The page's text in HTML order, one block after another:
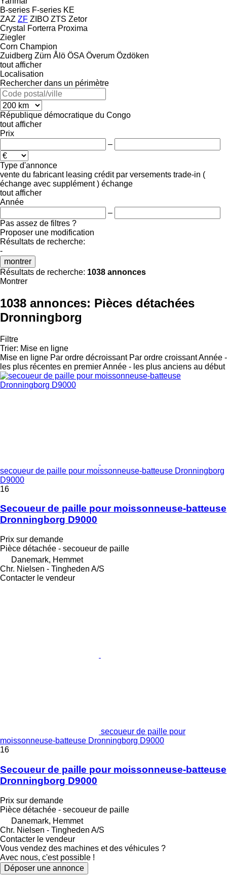
B-series F-series KE
ZAZ ZF ZIBO ZTS Zetor
Crystal
Forterra Proxima
Ziegler
Corn Champion
Zuidberg Zürn Ålö ÖSA Överum Özdöken
tout afficher
Localisation
Rechercher dans un périmètre
République démocratique du Congo
tout afficher
Prix
–
Type d'annonce
vente du fabricant leasing crédit par versements trade-in (
échange avec supplément ) échange
tout afficher
Année
–
Pas assez de filtres ?
Proposer une modification
Résultats de recherche:
-
montrer
Résultats de recherche: 1038 annonces
Montrer
1038 annonces: Pièces détachées
Dronningborg
Filtre
Trier: Mise en ligne
Mise en ligne Par ordre décroissant Par ordre croissantAnnée -
les plus récentes en premierAnnée - les plus anciens au début
secoueur de paille pour moissonneuse-batteuse Dronningborg
D9000
16
Secoueur de paille pour moissonneuse-batteuse
Dronningborg D9000
Prix sur demande
Pièce détachée - secoueur de paille
Danemark, Hemmet
Chr. Nielsen - Tingheden A/S
Contacter le vendeur
secoueur de paille pour
moissonneuse-batteuse Dronningborg D9000
16
Secoueur de paille pour moissonneuse-batteuse
Dronningborg D9000
Prix sur demande
Pièce détachée - secoueur de paille
Danemark, Hemmet
Chr. Nielsen - Tingheden A/S
Contacter le vendeur
Vous vendez des machines et des véhicules ?
Avec nous, c'est possible !
Déposer une annonce